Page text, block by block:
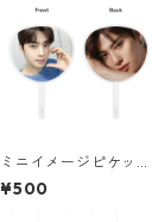
ミニイメージピケット
(Mini Image Picket)
うちわ - ASTRO チャ
¥500